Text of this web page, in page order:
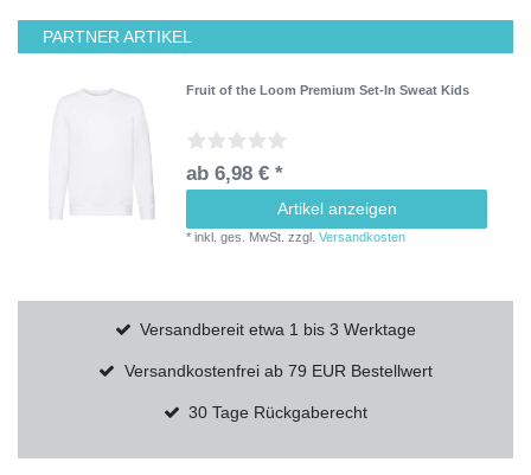
PARTNER ARTIKEL
Fruit of the Loom Premium Set-In Sweat Kids
ab 6,98 € *
Artikel anzeigen
*inkl. ges. MwSt. zzgl.Versandkosten
Versandbereit etwa 1 bis 3 Werktage
Versandkostenfrei ab 79 EUR Bestellwert
30 Tage Rückgaberecht